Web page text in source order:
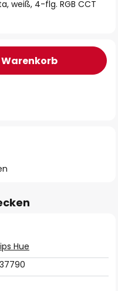
weiß, 4-flg. RGB CCT
Warenkorb
Hue